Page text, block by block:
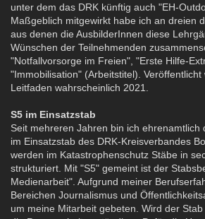
unter dem das DRK künftig auch "EH-
Maßgeblich mitgewirkt habe ich an dreien
aus denen die AusbilderInnen diese
Wünschen der Teilnehmenden
"Notfallvorsorge im Freien", "Erste Hilfe-
"Immobilisation" (Arbeitstitel).
Leitfaden wahrscheinlich 2021.
S5 im Einsatzstab
Seit mehreren Jahren bin ich ehrenamtlich
im Einsatzstab des DRK-Kreisverbandes
werden im Katastrophenschutz Stäbe in
strukturiert. Mit "S5" gemeint ist der
Medienarbeit". Aufgrund meiner
Bereichen Journalismus und
um meine Mitarbeit gebeten. Wird der